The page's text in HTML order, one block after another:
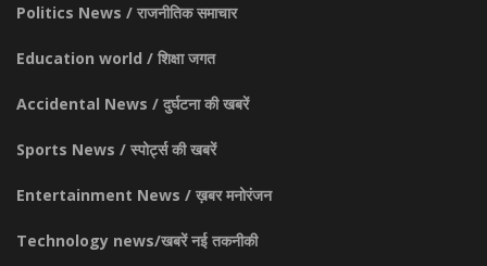
Politics News / राजनीतिक समाचार
Education world / शिक्षा जगत
Accidental News / दुर्घटना की खबरें
Sports News / स्पोर्ट्स की खबरें
Entertainment News / ख़बर मनोरंजन
Technology news/खबरें नई तकनीकी